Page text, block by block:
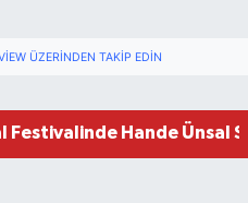
ÜZERINDEN TAKIP EDIN
Festivalinde Hande Ünsal